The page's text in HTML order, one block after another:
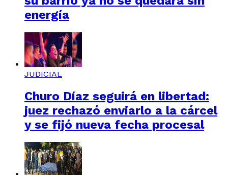
energía
JUDICIAL
Churo Díaz seguirá en libertad:
juez rechazó enviarlo a la cárcel
y se fijó nueva fecha procesal